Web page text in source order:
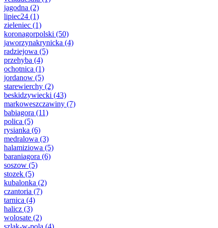
jagodna (2)
lipiec24 (1)
zieleniec (1)
koronagorpolski (50)
jaworzynakrynicka (4)
radziejowa (5)
przehyba (4)
ochotnica (1)
jordanow (5)
starewierchy (2)
beskidzywiecki (43)
markoweszczawiny (7)
babiagora (11)
polica (5)
rysianka (6)
medralowa (3)
halamiziowa (5)
baraniagora (6)
soszow (5)
stozek (5)
kubalonka (2)
czantoria (7)
tarnica (4)
halicz (3)
wolosate (2)
szlak-w-pola (4)